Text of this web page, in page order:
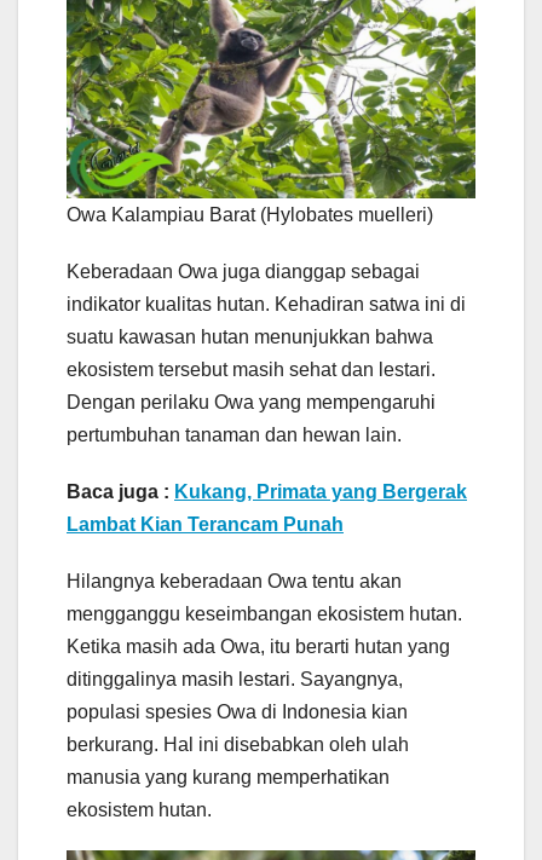
Owa Kalampiau Barat (Hylobates muelleri)
Keberadaan Owa juga dianggap sebagai
indikator kualitas hutan. Kehadiran satwa ini di
suatu kawasan hutan menunjukkan bahwa
ekosistem tersebut masih sehat dan lestari.
Dengan perilaku Owa yang mempengaruhi
pertumbuhan tanaman dan hewan lain.
Baca juga : Kukang, Primata yang Bergerak
Lambat Kian Terancam Punah
Hilangnya keberadaan Owa tentu akan
mengganggu keseimbangan ekosistem hutan.
Ketika masih ada Owa, itu berarti hutan yang
ditinggalinya masih lestari. Sayangnya,
populasi spesies Owa di Indonesia kian
berkurang. Hal ini disebabkan oleh ulah
manusia yang kurang memperhatikan
ekosistem hutan.